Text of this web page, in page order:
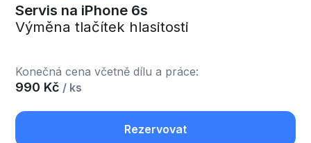
Servis na iPhone 6s
Výměna tlačítek hlasitosti
Konečná cena včetně dílu a práce:
990 Kč / ks
Rezervovat